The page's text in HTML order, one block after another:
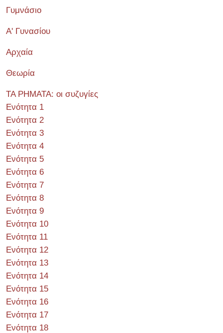
Γυμνάσιο
Α' Γυνασίου
Αρχαία
Θεωρία
ΤΑ ΡΗΜΑΤΑ: οι συζυγίες
Ενότητα 1
Ενότητα 2
Ενότητα 3
Ενότητα 4
Ενότητα 5
Ενότητα 6
Ενότητα 7
Ενότητα 8
Ενότητα 9
Ενότητα 10
Ενότητα 11
Ενότητα 12
Ενότητα 13
Ενότητα 14
Ενότητα 15
Ενότητα 16
Ενότητα 17
Ενότητα 18